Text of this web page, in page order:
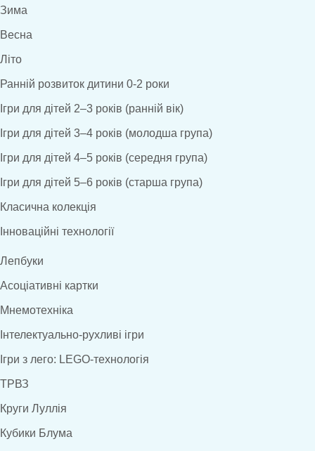
Зима
Весна
Літо
Ранній розвиток дитини 0-2 роки
Ігри для дітей 2–3 років (ранній вік)
Ігри для дітей 3–4 років (молодша група)
Ігри для дітей 4–5 років (середня група)
Ігри для дітей 5–6 років (старша група)
Класична колекція
Інноваційні технології
Лепбуки
Асоціативні картки
Мнемотехніка
Інтелектуально-рухливі ігри
Ігри з лего: LEGO-технологія
ТРВЗ
Круги Луллія
Кубики Блума